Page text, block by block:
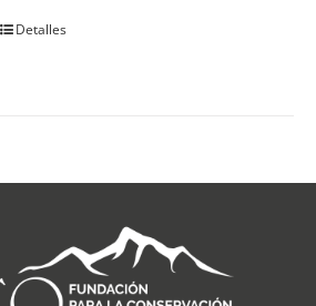
Detalles